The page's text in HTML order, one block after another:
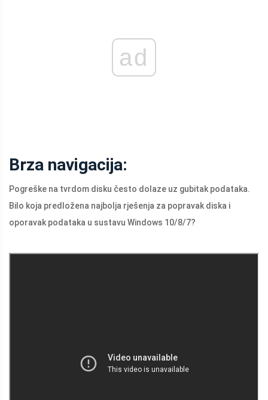
ad
Brza navigacija:
Pogreške na tvrdom disku često dolaze uz gubitak podataka.
Bilo koja predložena najbolja rješenja za popravak diska i
oporavak podataka u sustavu Windows 10/8/7?